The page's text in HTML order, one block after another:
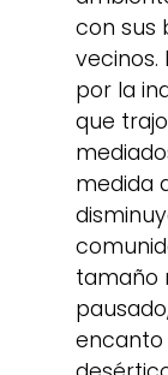
con sus
vecinos.
por la
que
medida
tamaño
encanto